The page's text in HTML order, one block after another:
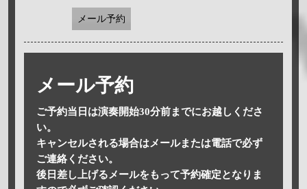
メール予約
メール予約
ご予約当日は演奏開始30分前までにお越しくださ
い。
キャンセルされる場合はメールまたは電話で必ず
ご連絡ください。
後日差し上げるメールをもって予約確定となりま